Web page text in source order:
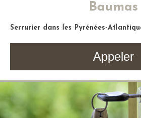
Baumas
Serrurier dans les Pyrénées-
Appeler